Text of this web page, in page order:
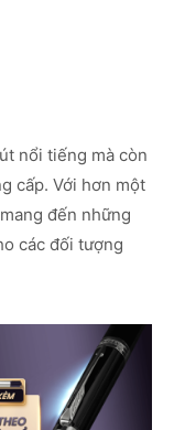
nổi tiếng mà còn
cấp. Với hơn một
đến những
các đối tượng